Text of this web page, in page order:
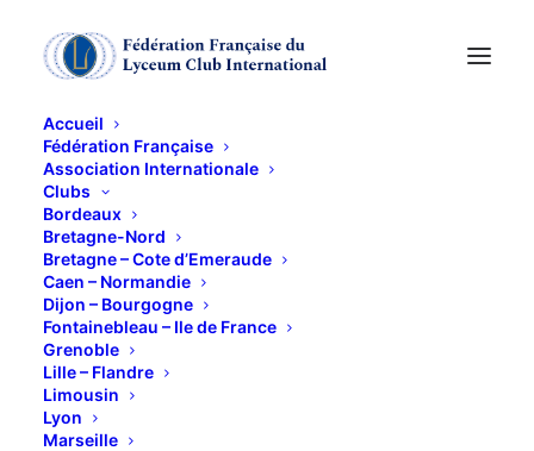
Accueil
Fédération Française
Association Internationale
Clubs
Bordeaux
Bretagne-Nord
Bretagne – Cote d’Emeraude
Caen – Normandie
Dijon – Bourgogne
Fontainebleau – Ile de France
Grenoble
Lille – Flandre
Limousin
Lyon
Marseille
Assemblée Générale
du club de Grenoble
21 NOVEMBRE 2017